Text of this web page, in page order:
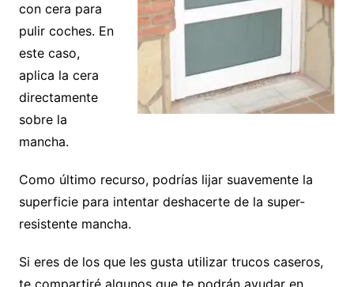
con cera para
pulir coches. En
este caso,
aplica la cera
directamente
sobre la
mancha.
Como último recurso, podrías lijar suavemente la
superficie para intentar deshacerte de la super-
resistente mancha.
Si eres de los que les gusta utilizar trucos caseros,